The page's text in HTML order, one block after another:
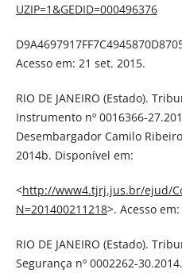
UZIP=1&GEDID=000496376
Acesso em: 21 set. 2015.
RIO DE JANEIRO (Estado).
Instrumento nº 0016366-
Desembargador Camilo
2014b. Disponível em:
<http://www4.tjrj.jus.br/ejud/
N=201400211218>. Acesso
RIO DE JANEIRO (Estado).
Segurança nº 0002262-